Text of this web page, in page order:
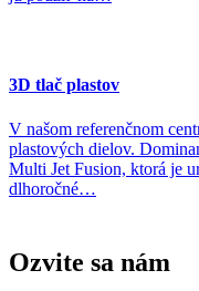
3D tlač plastov
V našom referenčnom
plastových dielov.
Multi Jet Fusion, ktorá je
dlhoročné…
Ozvite sa nám